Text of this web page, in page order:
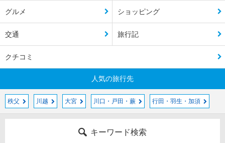
グルメ ショッピング
交通 旅行記
クチコミ
人気の旅行先
秩父 川越 大宮 川口・戸田・蕨 行田・羽生・加須
キーワード検索